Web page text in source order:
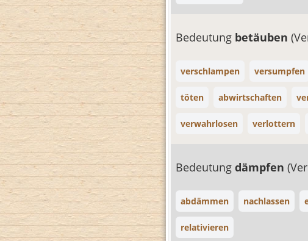
Bedeutung betäuben
verschlampen versumpfen
töten abwirtschaften
verwahrlosen verlottern
Bedeutung dämpfen
abdämmen nachlassen
relativieren